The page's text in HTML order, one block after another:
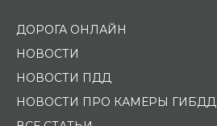
ДОРОГА ОНЛАЙН
НОВОСТИ
НОВОСТИ ПДД
НОВОСТИ ПРО КАМЕРЫ ГИБДД